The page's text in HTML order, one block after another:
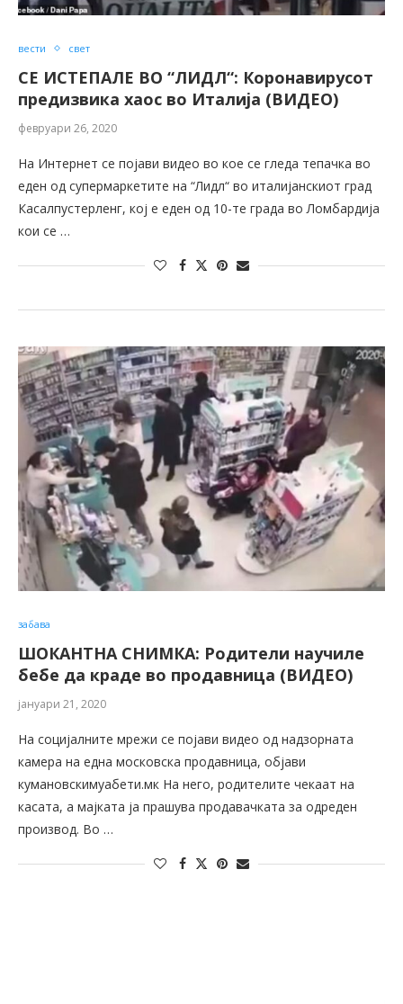
вести свет
СЕ ИСТЕПАЛЕ ВО “ЛИДЛ“: Коронавирусот
предизвика хаос во Италија (ВИДЕО)
февруари 26, 2020
На Интернет се појави видео во кое се гледа тепачка во
еден од супермаркетите на “Лидл“ во италијанскиот град
Касалпустерленг, кој е еден од 10-те града во Ломбардија
кои се …
забава
ШОКАНТНА СНИМКА: Родители научиле
бебе да краде во продавницa (ВИДЕО)
јануари 21, 2020
На социјалните мрежи се појави видео од надзорната
камера на една московска продавница, објави
кумановскимуабети.мк На него, родителите чекаат на
касата, а мајката ја прашува продавачката за одреден
производ. Во …